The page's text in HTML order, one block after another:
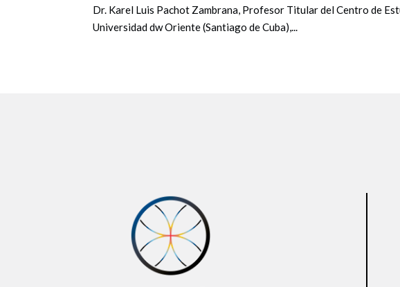
Dr. Karel Luis Pachot Zambrana, Profesor Titular del Centro de
Universidad dw Oriente (Santiago de Cuba),...